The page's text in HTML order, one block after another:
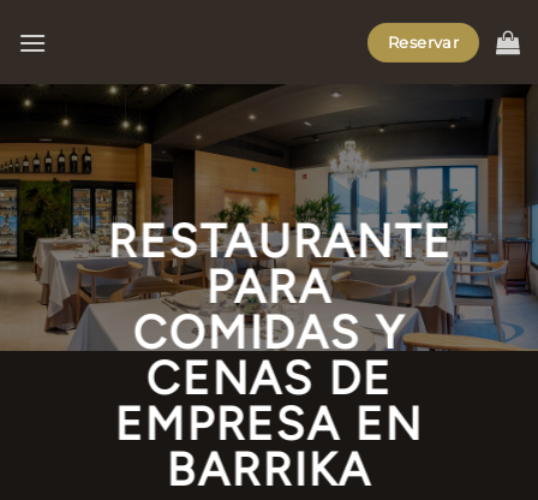
Reservar
RESTAURANTE
PARA
COMIDAS Y
CENAS DE
EMPRESA EN
BARRIKA